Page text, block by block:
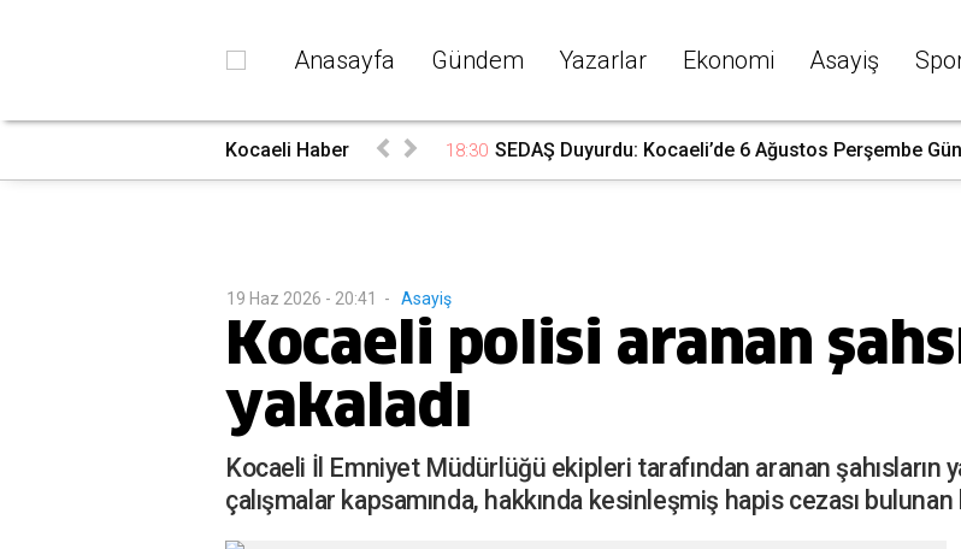
Anasayfa Gündem Yazarlar Ekonomi Asayiş
Kocaeli Haber 18:30 SEDAŞ Duyurdu: Kocaeli’de 6 Ağustos Perşembe
19 Haz 2026 - 20:41 - Asayiş
Kocaeli polisi aranan
yakaladı
Kocaeli İl Emniyet Müdürlüğü ekipleri tarafından aranan şahısların
çalışmalar kapsamında, hakkında kesinleşmiş hapis cezası bulunan